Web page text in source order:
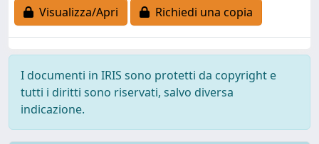
Visualizza/Apri
Richiedi una copia
I documenti in IRIS sono protetti da copyright e
tutti i diritti sono riservati, salvo diversa
indicazione.